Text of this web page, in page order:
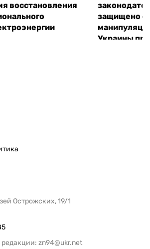
восстановления
защищено
Украины
Острожских, 19/1
редакции: zn94@ukr.net